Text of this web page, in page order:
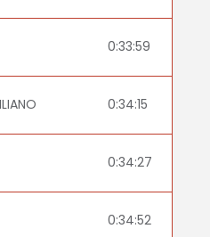
0:33:59
0:34:15
0:34:27
0:34:52